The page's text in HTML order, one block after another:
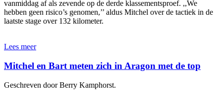
vanmiddag af als zevende op de derde klassementsproef. ,,We
hebben geen risico’s genomen,’’ aldus Mitchel over de tactiek in de
laatste stage over 132 kilometer.
Lees meer
Mitchel en Bart meten zich in Aragon met de top
Geschreven door Berry Kamphorst.